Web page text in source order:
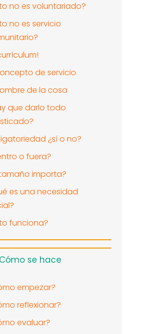
no es voluntariado?
no es servicio
de servicio
de la cosa
que darlo todo
¿sí o no?
o fuera?
importa?
es una necesidad
funciona?
Cómo se hace
empezar?
reflexionar?
evaluar?